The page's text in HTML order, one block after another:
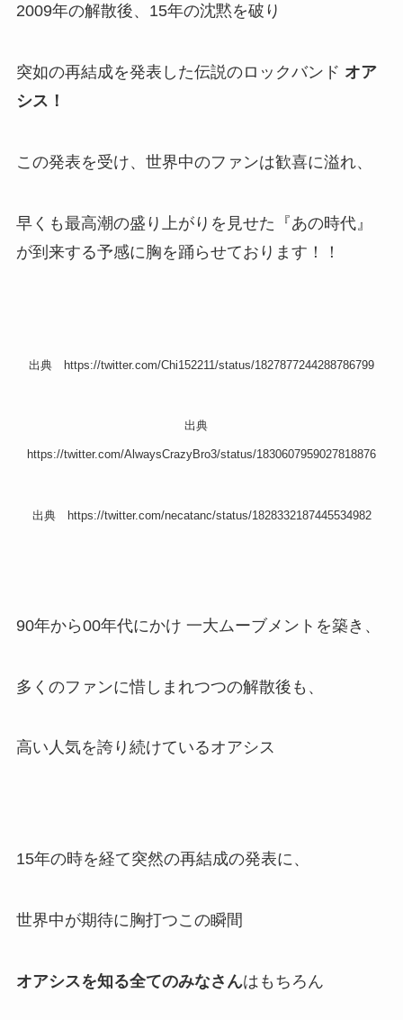
2009年の解散後、15年の沈黙を破り
突如の再結成を発表した伝説のロックバンド オア
シス！
この発表を受け、世界中のファンは歓喜に溢れ、
早くも最高潮の盛り上がりを見せた『あの時代』
が到来する予感に胸を踊らせております！！
出典 https://twitter.com/Chi152211/status/1827877244288786799
出典
https://twitter.com/AlwaysCrazyBro3/status/1830607959027818876
出典 https://twitter.com/necatanc/status/1828332187445534982
90年から00年代にかけ 一大ムーブメントを築き、
多くのファンに惜しまれつつの解散後も、
高い人気を誇り続けているオアシス
15年の時を経て突然の再結成の発表に、
世界中が期待に胸打つこの瞬間
オアシスを知る全てのみなさんはもちろん